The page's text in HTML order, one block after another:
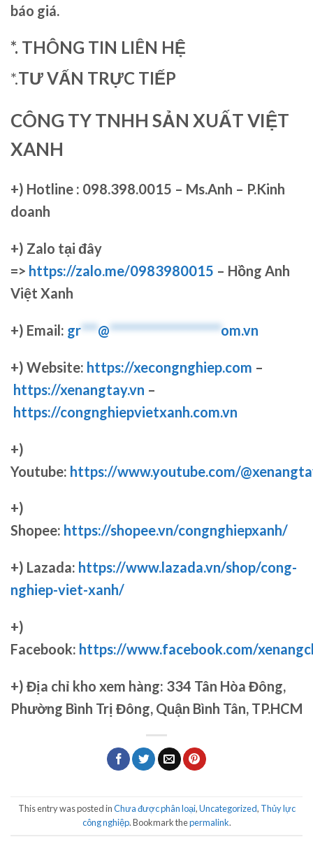
báo giá.
*. THÔNG TIN LIÊN HỆ
*.TƯ VẤN TRỰC TIẾP
CÔNG TY TNHH SẢN XUẤT VIỆT
XANH
+) Hotline : 098.398.0015 – Ms.Anh – P.Kinh
doanh
+) Zalo tại đây
=> https://zalo.me/0983980015 – Hồng Anh
Việt Xanh
+) Email: gr***@********************om.vn
+) Website: https://xecongnghiep.com –
https://xenangtay.vn –
https://congnghiepvietxanh.com.vn
+)
Youtube: https://www.youtube.com/
+)
Shopee: https://shopee.vn/congnghiepxanh/
+) Lazada: https://www.lazada.vn/shop/cong-
nghiep-viet-xanh/
+)
Facebook: https://www.facebook.com/
+) Địa chỉ kho xem hàng: 334 Tân Hòa Đông,
Phường Bình Trị Đông, Quận Bình Tân, TP.HCM
This entry was posted inChưa được phân loại,Uncategorized, Thủy lực
công nghiệp. Bookmark thepermalink.